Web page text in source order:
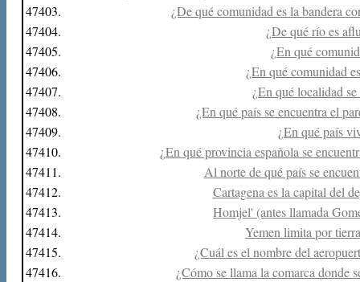
47403.
¿De qué comunidad es la bandera
47404.
¿De qué río es
47405.
¿En qué
47406.
¿En qué comunidad
47407.
¿En qué localidad
47408.
¿En qué país se encuentra el
47409.
¿En qué país
47410.
¿En qué provincia española se
47411.
Al norte de qué país se
47412.
Cartagena es la capital del
47413.
Homjel' (antes llamada
47414.
Yemen limita por
47415.
¿Cuál es el nombre del
47416.
¿Cómo se llama la comarca donde